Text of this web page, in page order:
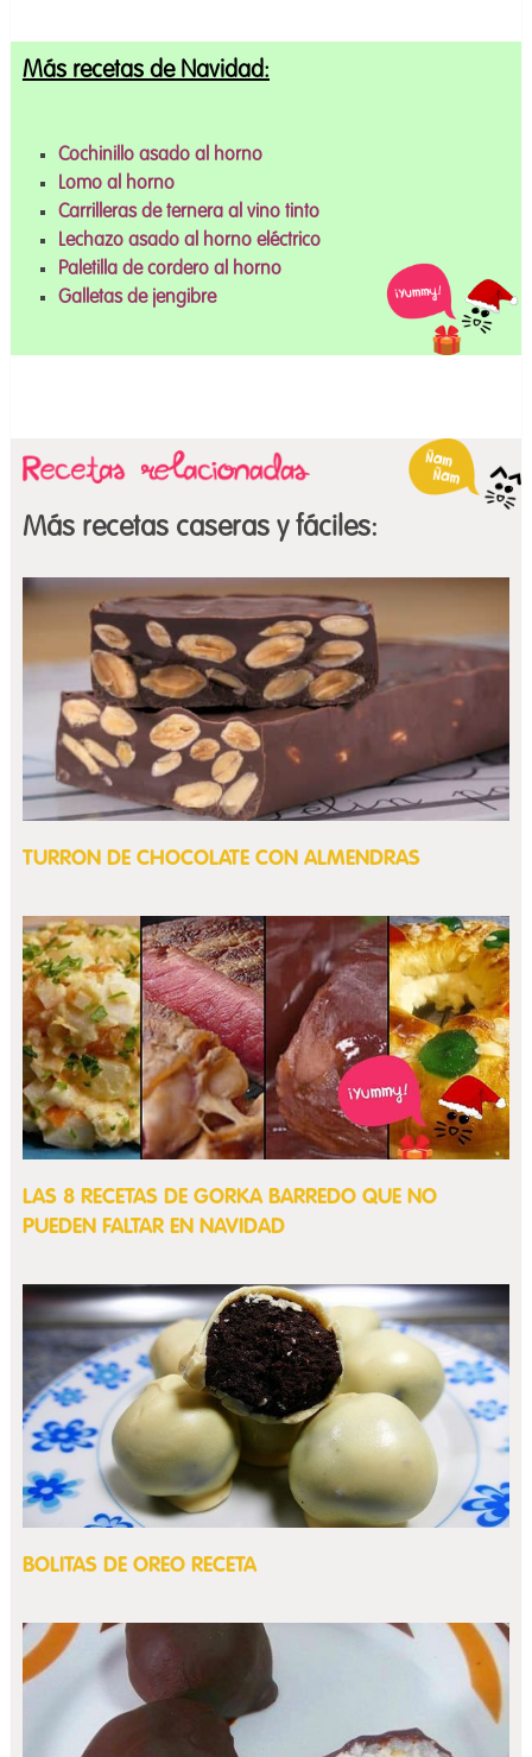
Más recetas de Navidad:
Cochinillo asado al horno
Lomo al horno
Carrilleras de ternera al vino tinto
Lechazo asado al horno eléctrico
Paletilla de cordero al horno
Galletas de jengibre
Más recetas caseras y fáciles:
TURRON DE CHOCOLATE CON ALMENDRAS
LAS 8 RECETAS DE GORKA BARREDO QUE NO
PUEDEN FALTAR EN NAVIDAD
BOLITAS DE OREO RECETA